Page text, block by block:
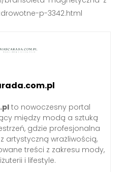
p-3342.html
to nowoczesny portal
między modą a sztuką
gdzie profesjonalna
artystyczną wrażliwością,
treści z zakresu mody,
i lifestyle.